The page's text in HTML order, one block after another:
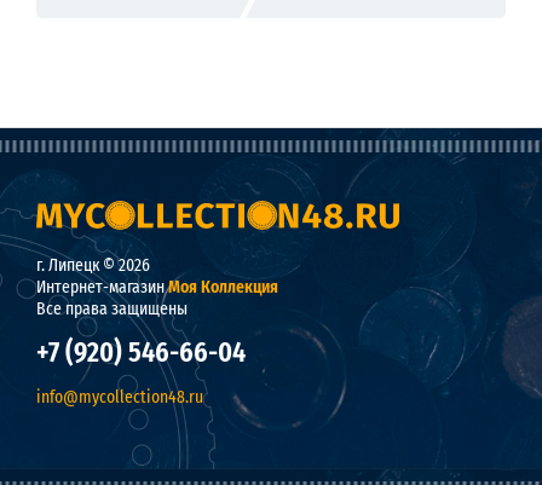
г. Липецк © 2026
Интернет-магазинМоя Коллекция
Все права защищены
+7 (920) 546-66-04
info@mycollection48.ru